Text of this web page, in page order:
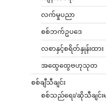
လက်မှုပညာ
စစ်ဘက်ဥပဒေ
လစာနှင့်စရိတ်နှုန်းထား
အထွေထွေဗဟုသုတ
စစ်ချီသီချင်း
စစ်သည်ရေး/ဆိုသီချင်းမ